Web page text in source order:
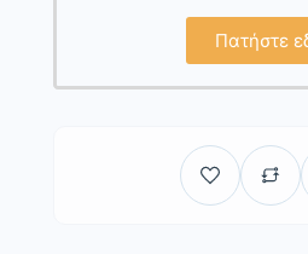
Πατήστε